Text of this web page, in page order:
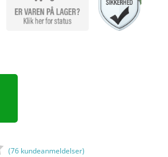
(76 kundeanmeldelser)